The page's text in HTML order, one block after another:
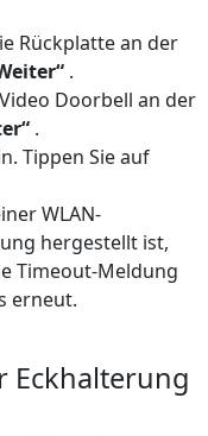
Rückplatte an der
.
Doorbell an der
.
Tippen Sie auf
WLAN-
hergestellt ist,
Timeout-Meldung
erneut.
Eckhalterung